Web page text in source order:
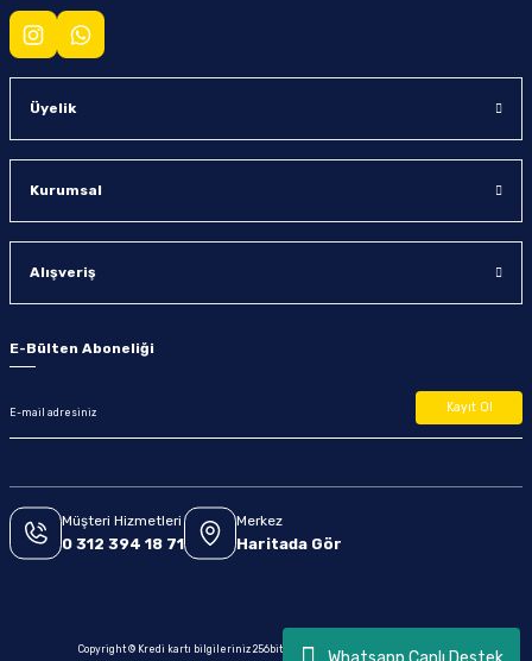
Üyelik
Kurumsal
Alışveriş
E-Bülten Aboneliği
Kayıt Ol
Müşteri Hizmetleri
0 312 394 18 71
Merkez
Haritada Gör
Copyright © Kredi kartı bilgileriniz 256bit SSL sertifikası ile korunmaktadır.